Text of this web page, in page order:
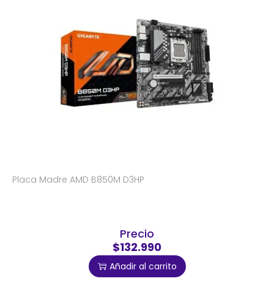
Placa Madre AMD B850M D3HP
Precio
$132.990
Añadir al carrito